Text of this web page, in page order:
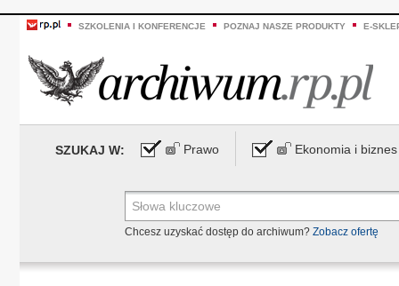
SZKOLENIA I KONFERENCJE POZNAJ NASZE PRODUKTY E-
SZUKAJ W: Prawo Ekonomia i biznes
Chcesz uzyskać dostęp do archiwum? Zobacz ofertę